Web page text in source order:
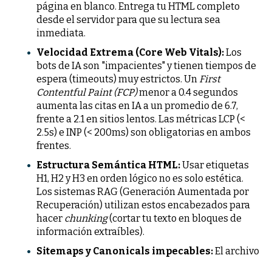
página en blanco. Entrega tu HTML completo
desde el servidor para que su lectura sea
inmediata.
Velocidad Extrema (Core Web Vitals):Los
bots de IA son "impacientes" y tienen tiempos de
espera (timeouts) muy estrictos. Un First
Contentful Paint (FCP)menor a 0.4 segundos
aumenta las citas en IA a un promedio de 6.7,
frente a 2.1 en sitios lentos. Las métricas LCP (<
2.5s) e INP (< 200ms) son obligatorias en ambos
frentes.
Estructura Semántica HTML:Usar etiquetas
H1, H2 y H3 en orden lógico no es solo estética.
Los sistemas RAG (Generación Aumentada por
Recuperación) utilizan estos encabezados para
hacer chunking(cortar tu texto en bloques de
información extraíbles).
Sitemaps y Canonicals impecables:El archivo